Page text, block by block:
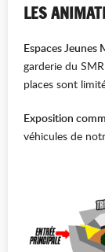
LES
Espaces Jeunes
garderie du
places sont
Exposition
véhicules de